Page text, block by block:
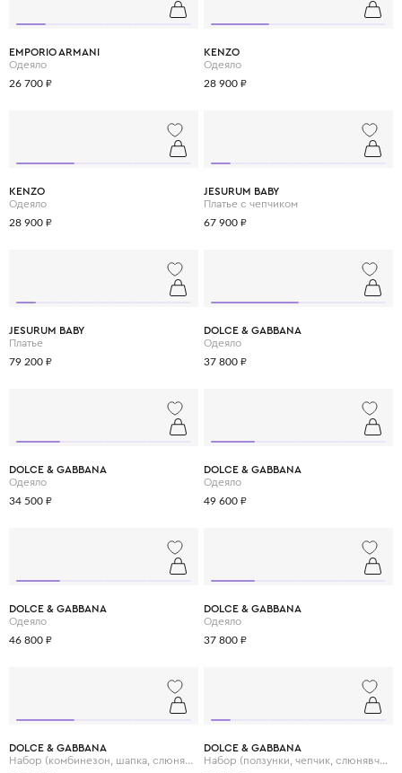
EMPORIO ARMANI
Одеяло
26 700 ₽
KENZO
Одеяло
28 900 ₽
KENZO
Одеяло
28 900 ₽
JESURUM BABY
Платье с чепчиком
67 900 ₽
JESURUM BABY
Платье
79 200 ₽
DOLCE & GABBANA
Одеяло
37 800 ₽
DOLCE & GABBANA
Одеяло
34 500 ₽
DOLCE & GABBANA
Одеяло
49 600 ₽
DOLCE & GABBANA
Одеяло
46 800 ₽
DOLCE & GABBANA
Одеяло
37 800 ₽
DOLCE & GABBANA
Набор (комбинезон, шапка, слюнявчик)
DOLCE & GABBANA
Набор (ползунки, чепчик, слюнявчик)